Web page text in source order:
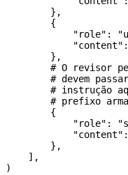
        },
        {
            "role"
:
            "content"
:
        },
# O revisor
# devem
# instrução
# prefixo
        {
            "role"
:
            "content"
:
        },
    ],
)